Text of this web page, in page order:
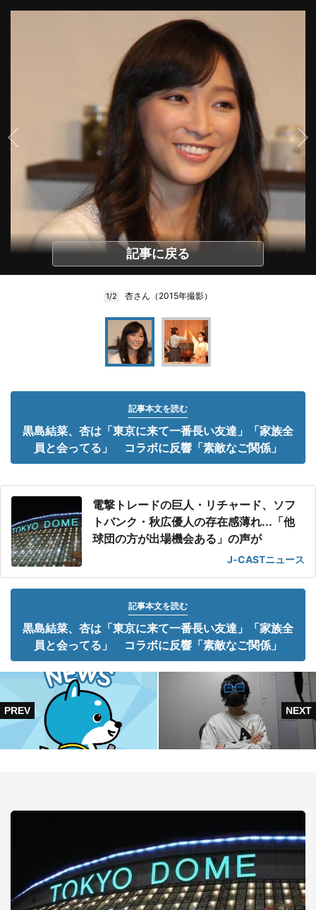
記事に戻る
1/2 杏さん（2015年撮影）
記事本文を読む
黒島結菜、杏は「東京に来て一番長い友達」「家族全
員と会ってる」 コラボに反響「素敵なご関係」
電撃トレードの巨人・リチャード、ソフ
トバンク・秋広優人の存在感薄れ...「他
球団の方が出場機会ある」の声が
J-CASTニュース
記事本文を読む
黒島結菜、杏は「東京に来て一番長い友達」「家族全
員と会ってる」 コラボに反響「素敵なご関係」